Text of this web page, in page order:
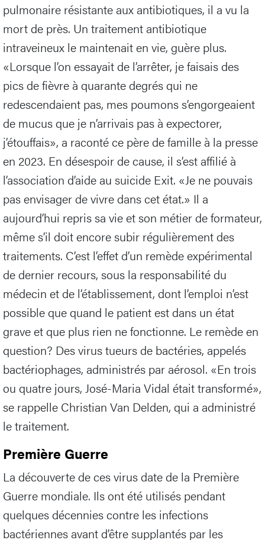
pulmonaire résistante aux antibiotiques, il a vu la
mort de près. Un traitement antibiotique
intraveineux le maintenait en vie, guère plus.
«Lorsque l’on essayait de l’arrêter, je faisais des
pics de fièvre à quarante degrés qui ne
redescendaient pas, mes poumons s’engorgeaient
de mucus que je n’arrivais pas à expectorer,
j’étouffais», a raconté ce père de famille à la presse
en 2023. En désespoir de cause, il s’est affilié à
l’association d’aide au suicide Exit. «Je ne pouvais
pas envisager de vivre dans cet état.» Il a
aujourd’hui repris sa vie et son métier de formateur,
même s’il doit encore subir régulièrement des
traitements. C’est l’effet d’un remède expérimental
de dernier recours, sous la responsabilité du
médecin et de l’établissement, dont l’emploi n’est
possible que quand le patient est dans un état
grave et que plus rien ne fonctionne. Le remède en
question? Des virus tueurs de bactéries, appelés
bactériophages, administrés par aérosol. «En trois
ou quatre jours, José-Maria Vidal était transformé»,
se rappelle Christian Van Delden, qui a administré
le traitement.
Première Guerre
La découverte de ces virus date de la Première
Guerre mondiale. Ils ont été utilisés pendant
quelques décennies contre les infections
bactériennes avant d’être supplantés par les